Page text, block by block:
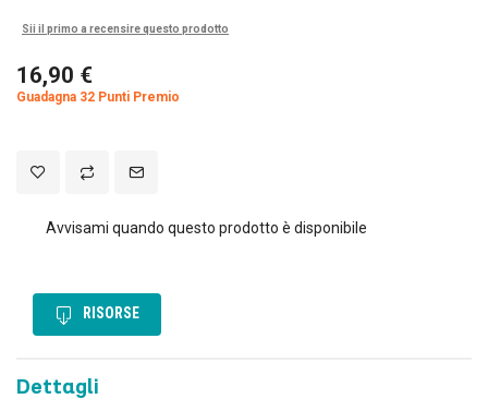
Sii il primo a recensire questo prodotto
16,90 €
Guadagna 32 Punti Premio
Avvisami quando questo prodotto è disponibile
RISORSE
Dettagli